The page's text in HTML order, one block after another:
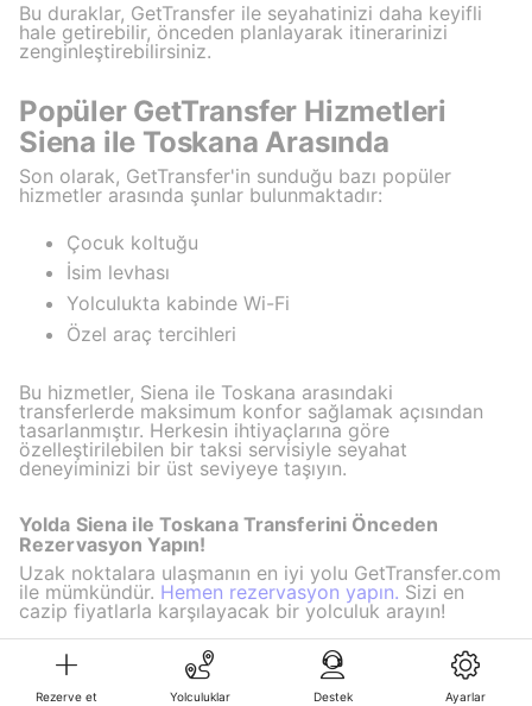
Rezerve et Yolculuklar Destek Ayarlar
Bu duraklar, GetTransfer ile seyahatinizi daha keyifli
hale getirebilir, önceden planlayarak itinerarinizi
zenginleştirebilirsiniz.
Popüler GetTransfer Hizmetleri
Siena ile Toskana Arasında
Son olarak, GetTransfer'in sunduğu bazı popüler
hizmetler arasında şunlar bulunmaktadır:
Çocuk koltuğu
İsim levhası
Yolculukta kabinde Wi-Fi
Özel araç tercihleri
Bu hizmetler, Siena ile Toskana arasındaki
transferlerde maksimum konfor sağlamak açısından
tasarlanmıştır. Herkesin ihtiyaçlarına göre
özelleştirilebilen bir taksi servisiyle seyahat
deneyiminizi bir üst seviyeye taşıyın.
Yolda Siena ile Toskana Transferini Önceden
Rezervasyon Yapın!
Uzak noktalara ulaşmanın en iyi yolu GetTransfer.com
ile mümkündür. Hemen rezervasyon yapın. Sizi en
cazip fiyatlarla karşılayacak bir yolculuk arayın!